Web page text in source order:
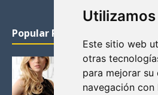
Este sitio web
otras
para mejorar su
navegación con
Popular Posts
KATHERYN WINNICK:
VIKINGOS
Junio 14, 2013